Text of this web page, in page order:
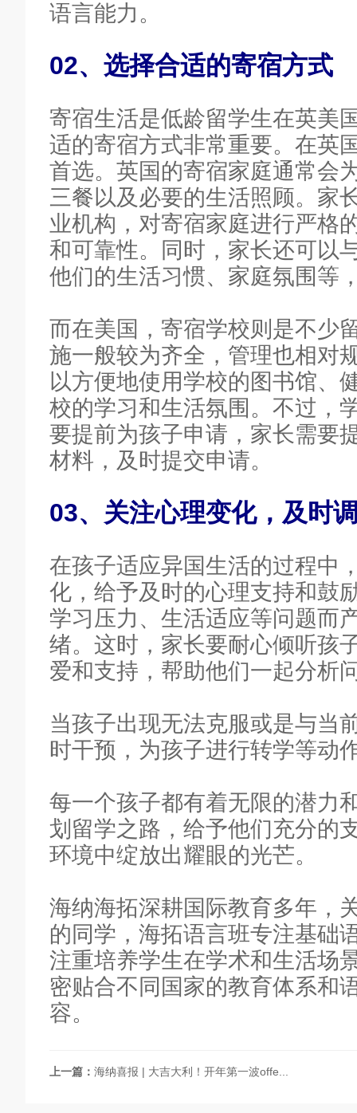
语言能力。
02、选择合适的寄宿方式
寄宿生活是低龄留学生在英美
适的寄宿方式非常重要。在英
首选。英国的寄宿家庭通常会
三餐以及必要的生活照顾。家
业机构，对寄宿家庭进行严格
和可靠性。同时，家长还可以
他们的生活习惯、家庭氛围等
而在美国，寄宿学校则是不少
施一般较为齐全，管理也相对
以方便地使用学校的图书馆、
校的学习和生活氛围。不过，
要提前为孩子申请，家长需要
材料，及时提交申请。
03、关注心理变化，及时
在孩子适应异国生活的过程中
化，给予及时的心理支持和鼓
学习压力、生活适应等问题而
绪。这时，家长要耐心倾听孩
爱和支持，帮助他们一起分析
当孩子出现无法克服或是与当
时干预，为孩子进行转学等动
每一个孩子都有着无限的潜力
划留学之路，给予他们充分的
环境中绽放出耀眼的光芒。
海纳海拓深耕国际教育多年，
的同学，海拓语言班专注基础
注重培养学生在学术和生活场
密贴合不同国家的教育体系和
容。
上一篇： 海纳喜报 | 大吉大利！开年第一波offe...